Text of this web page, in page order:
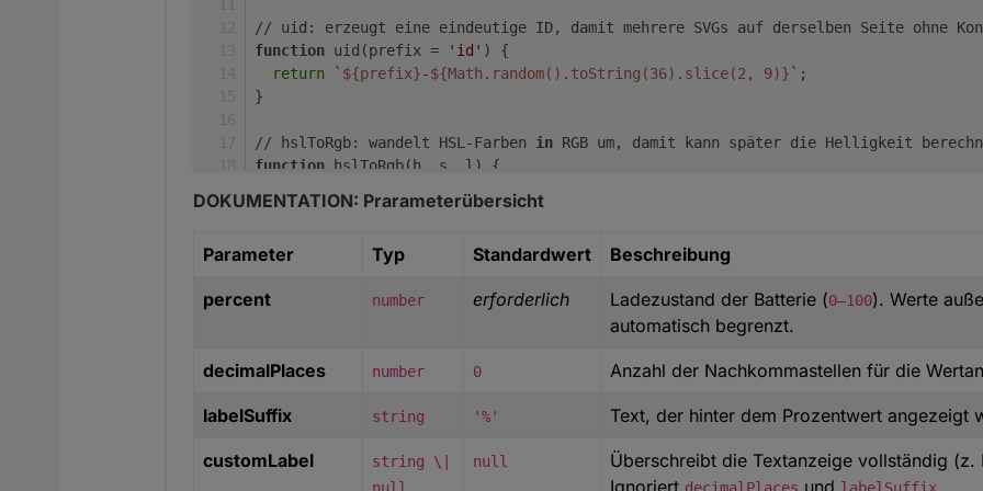
// uid: erzeugt eine eindeutige ID, damit mehrere SVGs auf derselben Seite ohne
function uid(prefix = 'id' ) {
return ` ${prefix}-${Math.random().toString(36).slice(2, 9)} `;
}
// hslToRgb: wandelt HSL-Farben in RGB um, damit kann später die Helligkeit
function hslToRgb(h, s, l) {
  l /= 100;
  const a = s * Math.min(l, 1 - l);
    Math.min(k(n) - 3, Math.min(9 - k(n), 1))
}
// luminance: berechnet die wahrgenommene Helligkeit einer Farbe. Wichtig für gut
  const srgb = [r, g, b].map(c => {
DOKUMENTATION: Prarameterübersicht
Parameter Typ Standardwert Beschreibung
percent number erforderlich Ladezustand der Batterie (0–100). Werte
automatisch begrenzt.
decimalPlaces number 0 Anzahl der Nachkommastellen für die
labelSuffix string '%' Text, der hinter dem Prozentwert angezeigt
customLabel
string \|
null
Überschreibt die Textanzeige vollständig
Ignoriert
und